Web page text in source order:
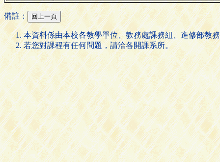
備註：
本資料係由本校各教學單位、教務處課務組、進修部教
若您對課程有任何問題，請洽各開課系所。